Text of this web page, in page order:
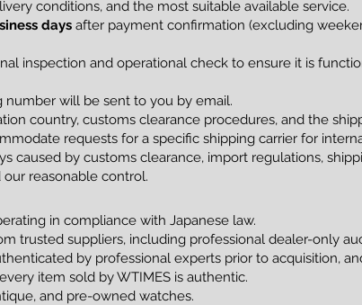
conditions, and the most suitable available service.
days after payment confirmation (excluding
inspection and operational check to ensure it is
number will be sent to you by email.
country, customs clearance procedures, and the
requests for a specific shipping carrier for
caused by customs clearance, import regulations,
reasonable control.
in compliance with Japanese law.
trusted suppliers, including professional dealer-only
by professional experts prior to acquisition,
item sold by WTIMES is authentic.
and pre-owned watches.